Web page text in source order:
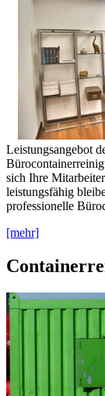
Leistungsangebot
sich Ihre
leistungsfähig
professionelle
[mehr]